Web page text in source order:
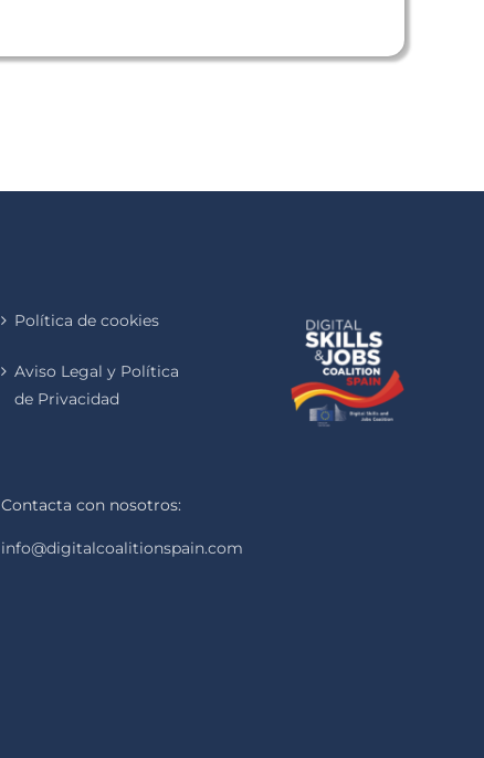
Política de cookies
Aviso Legal y Política
de Privacidad
Contacta con nosotros:
info@digitalcoalitionspain.com